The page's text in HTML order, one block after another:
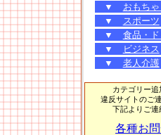
▼
おもち
▼
スポーツ
▼
食品・ド
▼
ビジネス
▼
老人介護
カテゴリー追
違反サイトのご
下記よりご連
各種お